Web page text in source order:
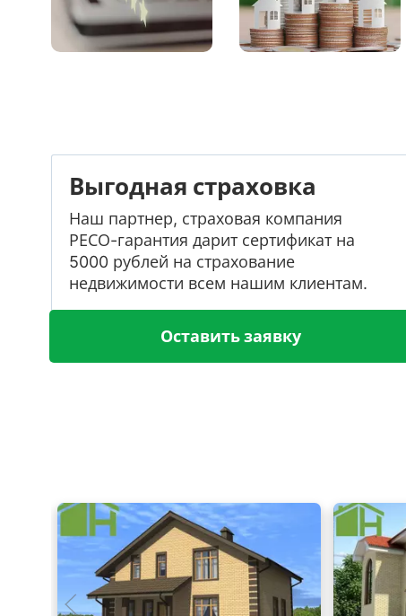
Выгодная страховка
Наш партнер, страховая компания
РЕСО-гарантия дарит сертификат на
5000 рублей на страхование
недвижимости всем нашим клиентам.
Оставить заявку